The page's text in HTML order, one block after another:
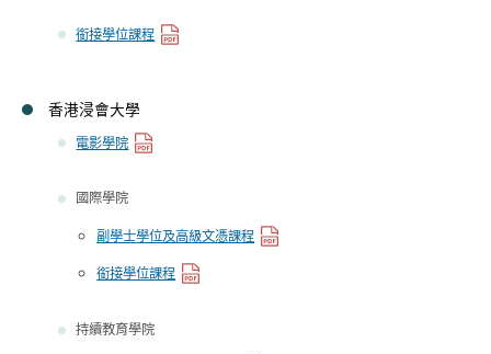
銜接學位課程
香港浸會大學
電影學院
國際學院
副學士學位及高級文憑課程
銜接學位課程
持續教育學院